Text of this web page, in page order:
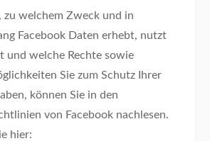
zu welchem Zweck und in
Facebook Daten erhebt, nutzt
und welche Rechte sowie
Sie zum Schutz Ihrer
können Sie in den
von Facebook nachlesen.
hier: